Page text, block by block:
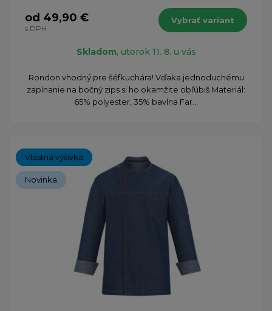
od 49,90 €
s DPH
Vybrať variant
Skladom, utorok 11. 8. u vás
Rondon vhodný pre šéfkuchára! Vďaka jednoduchému
zapínanie na bočný zips si ho okamžite obľúbiš Materiál:
65% polyester, 35% bavlna Far...
Vlastná výšivka
Novinka